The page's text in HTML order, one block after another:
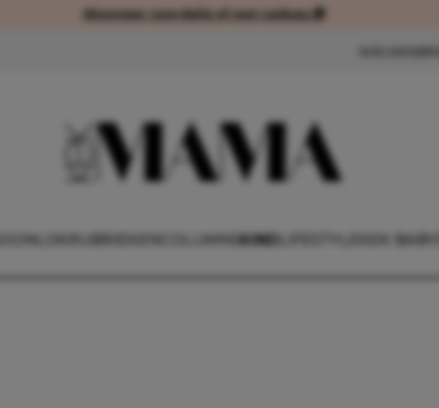
Abonneer voordelig of met cadeau 🎁Abonneer voordelig of met cadeau 🎁
KIND